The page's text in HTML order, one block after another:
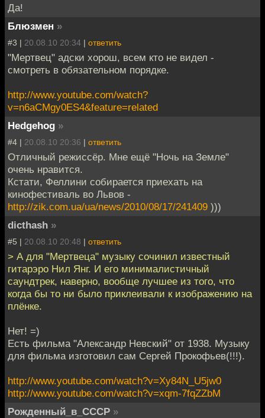
Да!
Блюзмен »
#3 | 20.08.10 20:34 | ответить
"Мертвец" адски хорош, всем кто не видел -
смотреть в обязательном порядке.
http://www.youtube.com/watch?
v=n6aCMgy0ES4&feature=related
Hedgehog »
#4 | 20.08.10 20:36 | ответить
Отличный режиссёр. Мне ещё "Ночь на Земле"
очень нравится.
Кстати, Феллини собирается приехать на
кинофестиваль во Львов -
http://zik.com.ua/ua/news/2010/08/17/241409 )))
dicthash »
#5 | 20.08.10 20:48 | ответить
> А для "Мертвеца" музыку сочинил известный
гитарэро Нил Янг. И его минималистичный
саундтрек, наверно, вообще лучшее из того, что
когда бы то ни было приклеивали к изображению на
плёнке.
Нет! =)
Есть фильма "Александр Невский" от 1938. Музыку
для фильма изготовил сам Сергей Прокофьев(!!!).
http://www.youtube.com/watch?v=Xy84N_U5jw0
http://www.youtube.com/watch?v=xqm-7fqZZbM
Рожденный_в_СССР »